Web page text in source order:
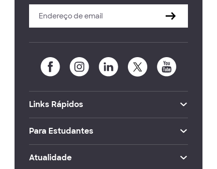
Links Rápidos
Para Estudantes
Atualidade